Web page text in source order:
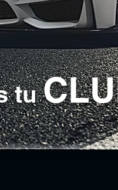
tu